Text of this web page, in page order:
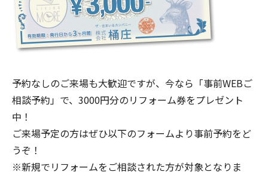
予約なしのご来場も大歓迎ですが、今なら「事前WEBご
相談予約」で、3000円分のリフォーム券をプレゼント
中！
ご来場予定の方はぜひ以下のフォームより事前予約をど
うぞ！
※新規でリフォームをご相談された方が対象となりま